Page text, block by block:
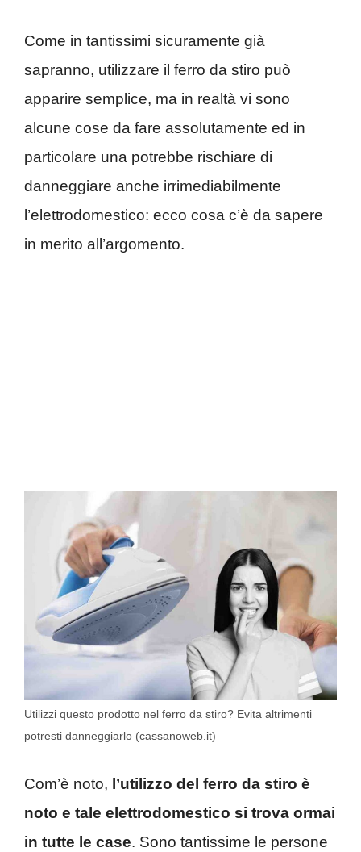
Come in tantissimi sicuramente già
sapranno, utilizzare il ferro da stiro può
apparire semplice, ma in realtà vi sono
alcune cose da fare assolutamente ed in
particolare una potrebbe rischiare di
danneggiare anche irrimediabilmente
l’elettrodomestico: ecco cosa c’è da sapere
in merito all’argomento.
Utilizzi questo prodotto nel ferro da stiro? Evita altrimenti
potresti danneggiarlo (cassanoweb.it)
Com’è noto, l’utilizzo del ferro da stiro è
noto e tale elettrodomestico si trova ormai
in tutte le case. Sono tantissime le persone